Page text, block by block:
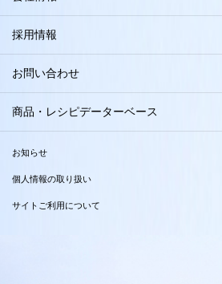
採用情報
お問い合わせ
商品・レシピデーターベース
お知らせ
個人情報の取り扱い
サイトご利用について